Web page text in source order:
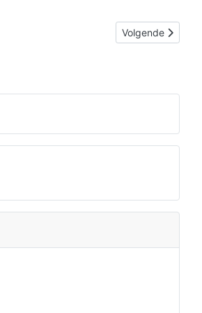
Volgende artikel:
Volgende